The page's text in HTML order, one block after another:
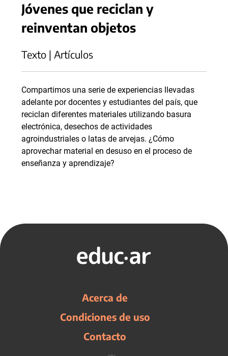
Jóvenes que reciclan y
reinventan objetos
Texto | Artículos
Compartimos una serie de experiencias llevadas
adelante por docentes y estudiantes del país, que
reciclan diferentes materiales utilizando basura
electrónica, desechos de actividades
agroindustriales o latas de arvejas. ¿Cómo
aprovechar material en desuso en el proceso de
enseñanza y aprendizaje?
Acerca de
Condiciones de uso
Contacto